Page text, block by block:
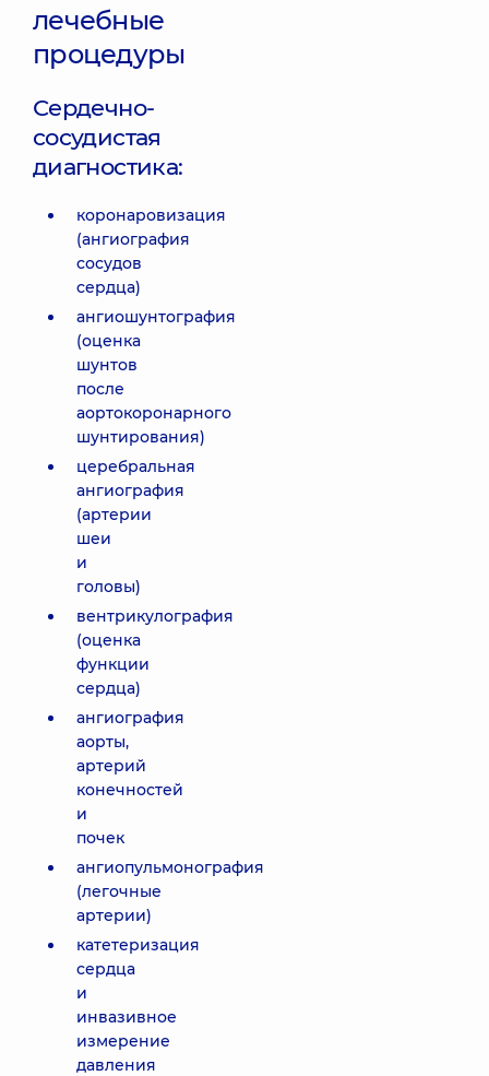
лечебные
процедуры
Сердечно-
сосудистая
диагностика:
коронаровизация
(ангиография
сосудов
сердца)
ангиошунтография
(оценка
шунтов
после
аортокоронарного
шунтирования)
церебральная
ангиография
(артерии
шеи
и
головы)
вентрикулография
(оценка
функции
сердца)
ангиография
аорты,
артерий
конечностей
и
почек
ангиопульмонография
(легочные
артерии)
катетеризация
сердца
и
инвазивное
измерение
давления